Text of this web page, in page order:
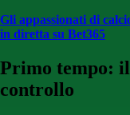
Gli appassionati di
in diretta su Bet365
Primo tempo:
controllo